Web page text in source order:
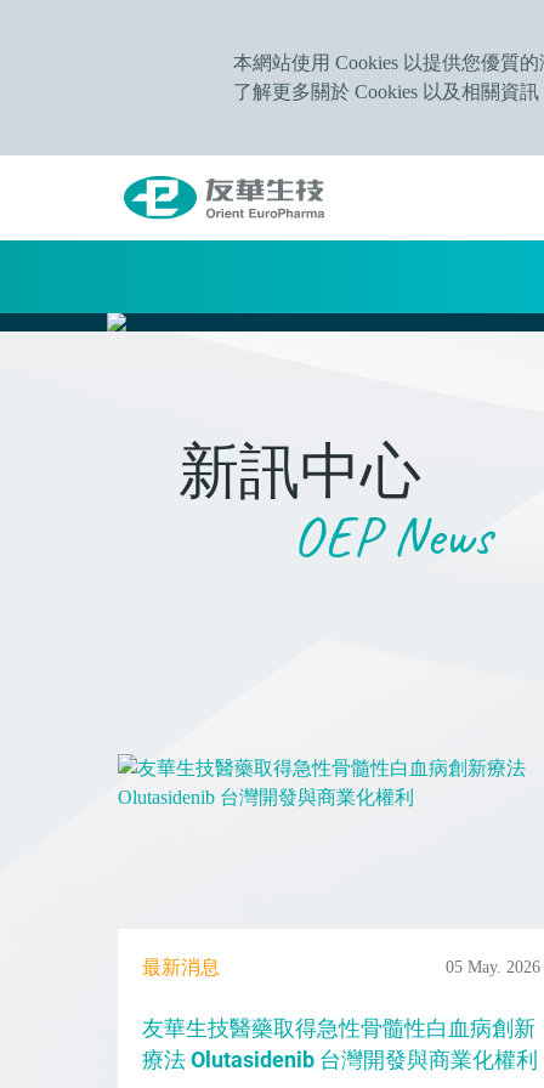
本網站使用 Cookies 以提供您優質
了解更多關於 Cookies 以及相關資
新訊中心
OEP News
最新消息 05 May. 2026
友華生技醫藥取得急性骨髓性白血病創新
療法 Olutasidenib 台灣開發與商業化權利